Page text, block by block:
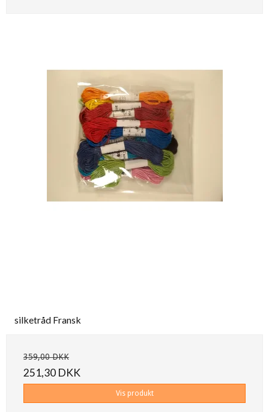
silketråd Fransk
359,00 DKK
251,30 DKK
Vis produkt